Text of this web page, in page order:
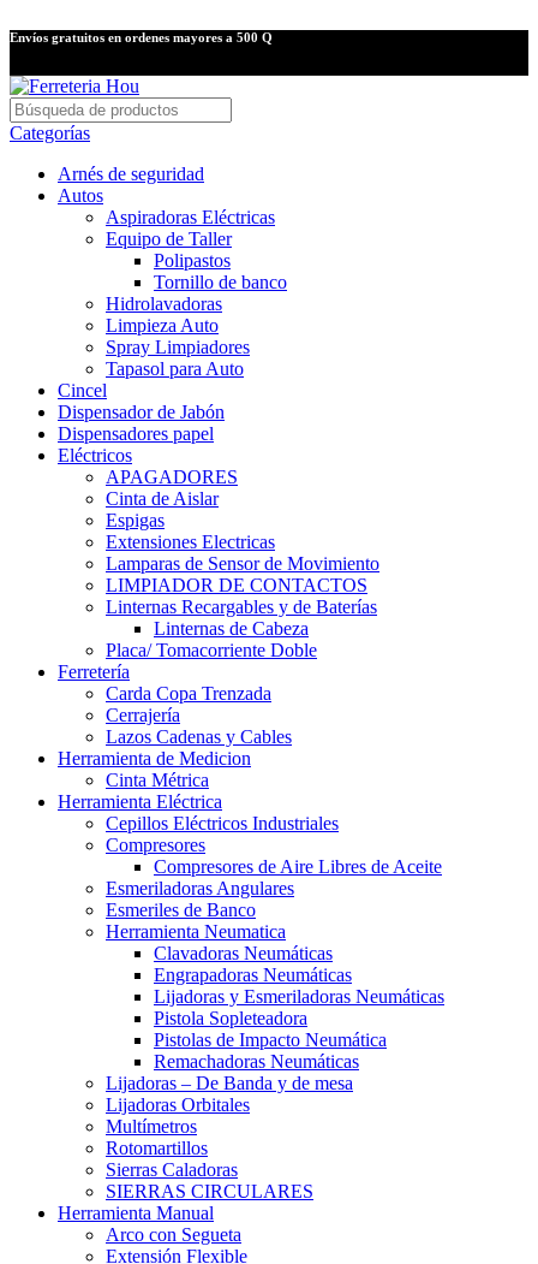
Envíos gratuitos en ordenes mayores a 500 Q
Categorías
Arnés de seguridad
Autos
Aspiradoras Eléctricas
Equipo de Taller
Polipastos
Tornillo de banco
Hidrolavadoras
Limpieza Auto
Spray Limpiadores
Tapasol para Auto
Cincel
Dispensador de Jabón
Dispensadores papel
Eléctricos
APAGADORES
Cinta de Aislar
Espigas
Extensiones Electricas
Lamparas de Sensor de Movimiento
LIMPIADOR DE CONTACTOS
Linternas Recargables y de Baterías
Linternas de Cabeza
Placa/ Tomacorriente Doble
Ferretería
Carda Copa Trenzada
Cerrajería
Lazos Cadenas y Cables
Herramienta de Medicion
Cinta Métrica
Herramienta Eléctrica
Cepillos Eléctricos Industriales
Compresores
Compresores de Aire Libres de Aceite
Esmeriladoras Angulares
Esmeriles de Banco
Herramienta Neumatica
Clavadoras Neumáticas
Engrapadoras Neumáticas
Lijadoras y Esmeriladoras Neumáticas
Pistola Sopleteadora
Pistolas de Impacto Neumática
Remachadoras Neumáticas
Lijadoras – De Banda y de mesa
Lijadoras Orbitales
Multímetros
Rotomartillos
Sierras Caladoras
SIERRAS CIRCULARES
Herramienta Manual
Arco con Segueta
Extensión Flexible